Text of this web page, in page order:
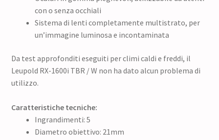
con o senza occhiali
Sistema di lenti completamente multistrato, per
un’immagine luminosa e incontaminata
Da test approfonditi eseguiti per climi caldi e freddi, il
Leupold RX-1600i TBR / W non ha dato alcun problema di
utilizzo.
Caratteristiche tecniche:
Ingrandimenti: 5
Diametro obiettivo: 21mm